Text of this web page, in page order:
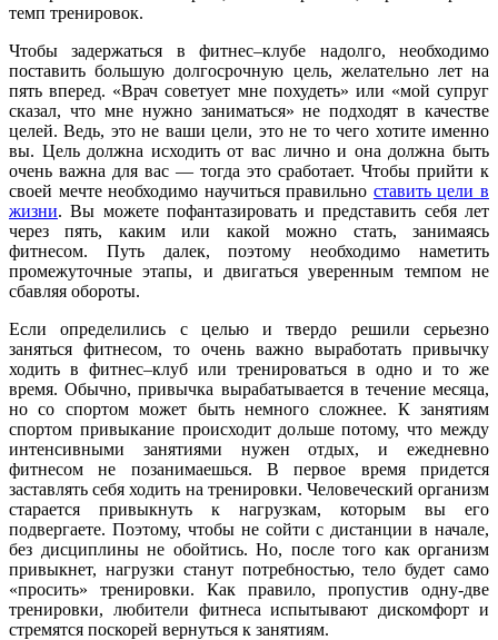
темп тренировок.
Чтобы задержаться в фитнес–клубе надолго, необходимо
поставить большую долгосрочную цель, желательно лет на
пять вперед. «Врач советует мне похудеть» или «мой супруг
сказал, что мне нужно заниматься» не подходят в качестве
целей. Ведь, это не ваши цели, это не то чего хотите именно
вы. Цель должна исходить от вас лично и она должна быть
очень важна для вас — тогда это сработает. Чтобы прийти к
своей мечте необходимо научиться правильно ставить цели в
жизни. Вы можете пофантазировать и представить себя лет
через пять, каким или какой можно стать, занимаясь
фитнесом. Путь далек, поэтому необходимо наметить
промежуточные этапы, и двигаться уверенным темпом не
сбавляя обороты.
Если определились с целью и твердо решили серьезно
заняться фитнесом, то очень важно выработать привычку
ходить в фитнес–клуб или тренироваться в одно и то же
время. Обычно, привычка вырабатывается в течение месяца,
но со спортом может быть немного сложнее. К занятиям
спортом привыкание происходит дольше потому, что между
интенсивными занятиями нужен отдых, и ежедневно
фитнесом не позанимаешься. В первое время придется
заставлять себя ходить на тренировки. Человеческий организм
старается привыкнуть к нагрузкам, которым вы его
подвергаете. Поэтому, чтобы не сойти с дистанции в начале,
без дисциплины не обойтись. Но, после того как организм
привыкнет, нагрузки станут потребностью, тело будет само
«просить» тренировки. Как правило, пропустив одну-две
тренировки, любители фитнеса испытывают дискомфорт и
стремятся поскорей вернуться к занятиям.